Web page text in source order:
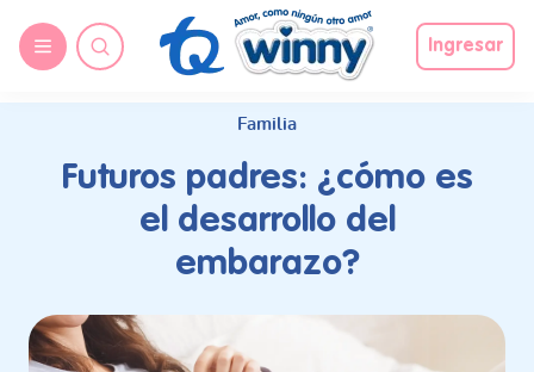
Ingresar
Familia
Futuros padres: ¿cómo es
el desarrollo del
embarazo?